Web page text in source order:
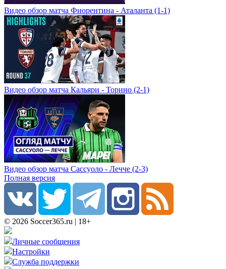
Видео обзор матча Фиорентина - Аталанта (1-1)
Видео обзор матча Кальяри - Торино (2-1)
Видео обзор матча Сассуоло - Лечче (2-3)
Полная версия
© 2026 Soccer365.ru | 18+
Личные сообщения
Настройки
Служба поддержки